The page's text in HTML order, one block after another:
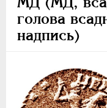
голова
надпись)
5 копеек
1 копейка
Полушка
Полполушки